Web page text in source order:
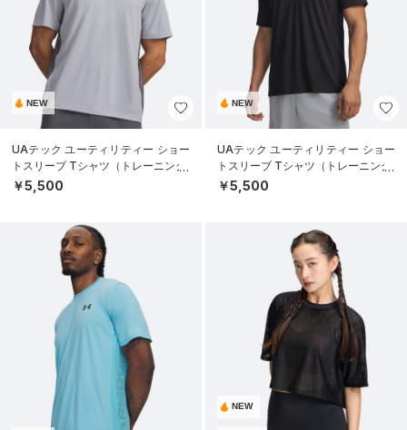
NEW
UAテック ユーティリティー ショー
トスリーブ Tシャツ（トレーニング/
MEN）
￥5,500
NEW
UAテック ユーティリティー ショー
トスリーブ Tシャツ（トレーニング/
MEN）
￥5,500
NEW